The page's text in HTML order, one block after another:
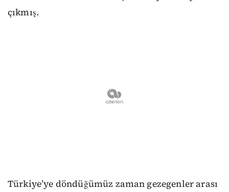
çıkmış.
Türkiye’ye döndüğümüz zaman gezegenler arası